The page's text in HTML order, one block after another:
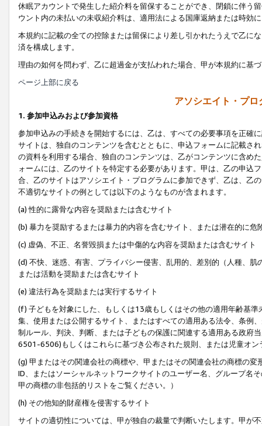
休眠アカウントで発生した紹介料を留保することができ、閉鎖に伴う
ウント内の未払いの未収紹介料は、適用法による国庫返納または時効
本規約に記載の全ての控除または留保により差し引かれたうえで乙に
済を構成します。
理由の如何を問わず、乙に超過金が支払われた場合、甲が本規約に基
ページ上部に戻る
アソシエイト・プ
1. 参加申込みおよび参加資格
参加申込みの手続きを開始するには、乙は、すべての必要事項を正確
サイトは、独自のコンテンツを含むとともに、申込フォームに記載さ
の資料を利用する場合、独自のコンテンツは、乙がコンテンツに含め
ォームには、乙のサイトを特定する必要があります。甲は、乙の申込
合、乙のサイトはアソシエイト・プログラムに参加できず、乙は、乙
不適切なサイトの例としては以下のようなものが含まれます。
(a) 性的に露骨な内容を奨励または含むサイト
(b) 暴力を奨励するまたは暴力的内容を含むサイト、または潜在的に
(c) 虚偽、不正、名誉毀損または中傷的な内容を奨励または含むサイト
(d) 不快、迷惑、有害、プライバシー侵害、乱用的、差別的（人種、
または活動を奨励または含むサイト
(e) 違法行為を奨励または実行するサイト
(f) 子どもを対象にした、もしくは13歳もしくはその他の適用年齢基
集、使用または公開するサイト、またはすべての適用ある法令、条例
制ルール、判決、判断、または子どもの保護に関連する適用ある政府
6501-6506)もしくはこれらに基づき公布された規則、または児童オン
(g) 甲またはその関連会社の商標や、甲またはその関連会社の商標の
ID、またはソーシャルネットワークサイトのユーザー名、グループ名
甲の商標の非包括的リストをご覧ください。）
(h) その他知的財産権を侵害するサイト
サイトの適切性については、甲が独自の裁量で判断いたします。甲が